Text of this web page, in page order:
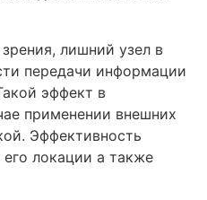
лишний узел в
передачи информации
эффект в
применении внешних
Эффективность
его локации а также